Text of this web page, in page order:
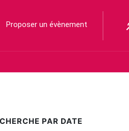
Proposer un évènement
PAR DATE